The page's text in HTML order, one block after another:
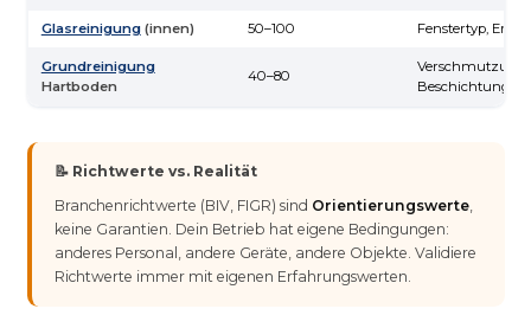
Glasreinigung(innen) 50–100 Fenstertyp,
Grundreinigung
Hartboden
40–80
Beschichtung
📝 Richtwerte vs. Realität
Branchenrichtwerte (BIV, FIGR) sind Orientierungswerte
keine Garantien. Dein Betrieb hat eigene Bedingungen:
anderes Personal, andere Geräte, andere Objekte. Validiere
Richtwerte immer mit eigenen Erfahrungswerten.